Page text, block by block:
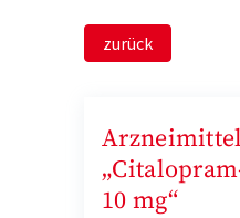
zurück
10 mg“